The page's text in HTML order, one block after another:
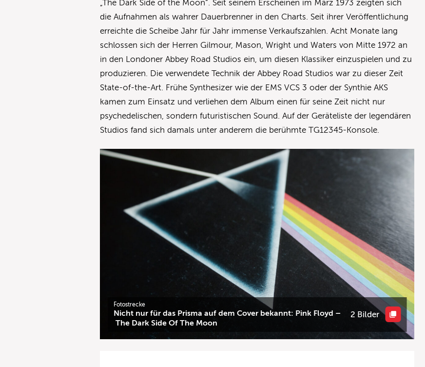
„The Dark Side of the Moon“. Seit seinem Erscheinen im März 1973 zeigten sich
die Aufnahmen als wahrer Dauerbrenner in den Charts. Seit ihrer Veröffentlichung
erreichte die Scheibe Jahr für Jahr immense Verkaufszahlen. Acht Monate lang
schlossen sich der Herren Gilmour, Mason, Wright und Waters von Mitte 1972 an
in den Londoner Abbey Road Studios ein, um diesen Klassiker einzuspielen und zu
produzieren. Die verwendete Technik der Abbey Road Studios war zu dieser Zeit
State-of-the-Art. Frühe Synthesizer wie der EMS VCS 3 oder der Synthie AKS
kamen zum Einsatz und verliehen dem Album einen für seine Zeit nicht nur
psychedelischen, sondern futuristischen Sound. Auf der Geräteliste der legendären
Studios fand sich damals unter anderem die berühmte TG12345-Konsole.
Fotostrecke
Nicht nur für das Prisma auf dem Cover bekannt: Pink Floyd –
The Dark Side Of The Moon
2 Bilder